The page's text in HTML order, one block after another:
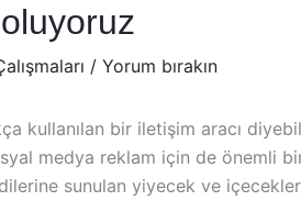
/ Yorum bırakın
kullanılan bir iletişim aracı
medya reklam için de önemli
sunulan yiyecek ve